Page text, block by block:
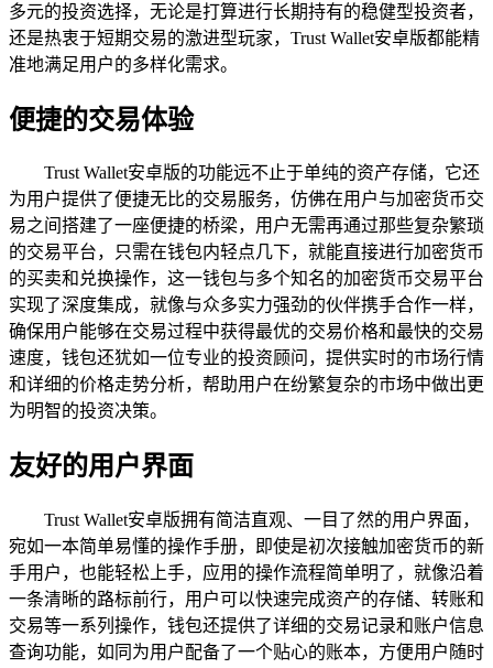
多元的投资选择，无论是打算进行长期持有的稳健型投资者，
还是热衷于短期交易的激进型玩家，Trust Wallet安卓版都能精
准地满足用户的多样化需求。
便捷的交易体验
Trust Wallet安卓版的功能远不止于单纯的资产存储，它还
为用户提供了便捷无比的交易服务，仿佛在用户与加密货币交
易之间搭建了一座便捷的桥梁，用户无需再通过那些复杂繁琐
的交易平台，只需在钱包内轻点几下，就能直接进行加密货币
的买卖和兑换操作，这一钱包与多个知名的加密货币交易平台
实现了深度集成，就像与众多实力强劲的伙伴携手合作一样，
确保用户能够在交易过程中获得最优的交易价格和最快的交易
速度，钱包还犹如一位专业的投资顾问，提供实时的市场行情
和详细的价格走势分析，帮助用户在纷繁复杂的市场中做出更
为明智的投资决策。
友好的用户界面
Trust Wallet安卓版拥有简洁直观、一目了然的用户界面，
宛如一本简单易懂的操作手册，即使是初次接触加密货币的新
手用户，也能轻松上手，应用的操作流程简单明了，就像沿着
一条清晰的路标前行，用户可以快速完成资产的存储、转账和
交易等一系列操作，钱包还提供了详细的交易记录和账户信息
查询功能，如同为用户配备了一个贴心的账本，方便用户随时